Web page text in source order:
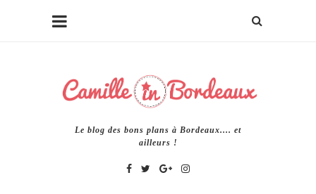
Le blog des bons plans à Bordeaux.... et
ailleurs !